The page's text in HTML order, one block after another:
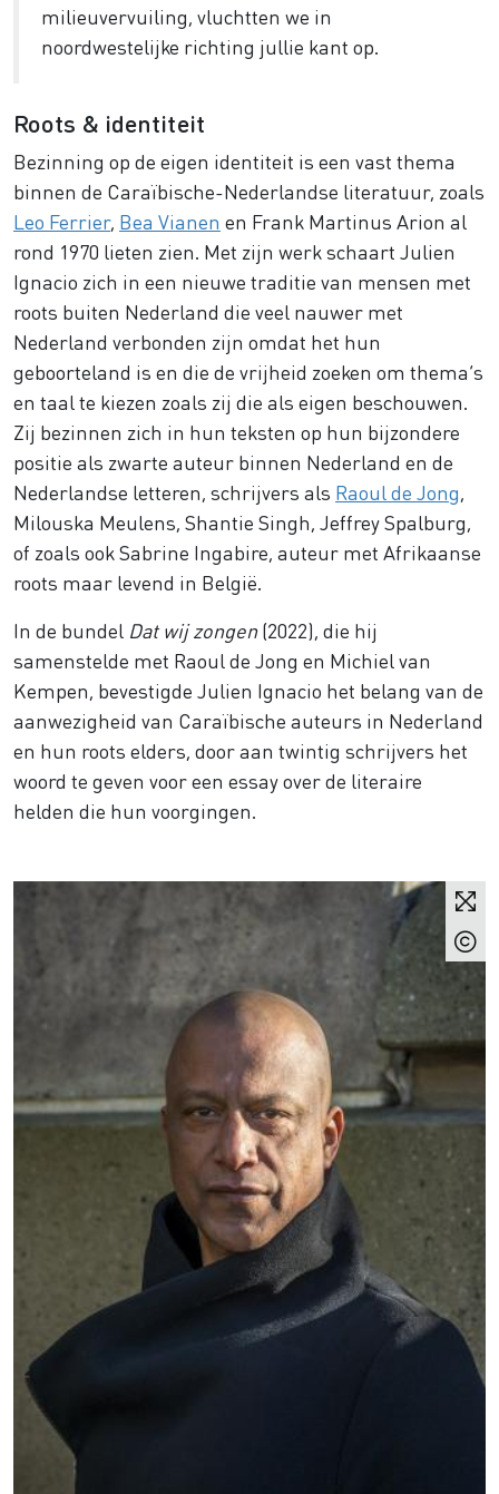
milieuvervuiling, vluchtten we in
noordwestelijke richting jullie kant op.
Roots & identiteit
Bezinning op de eigen identiteit is een vast thema
binnen de Caraïbische-Nederlandse literatuur, zoals
Leo Ferrier, Bea Vianen en Frank Martinus Arion al
rond 1970 lieten zien. Met zijn werk schaart Julien
Ignacio zich in een nieuwe traditie van mensen met
roots buiten Nederland die veel nauwer met
Nederland verbonden zijn omdat het hun
geboorteland is en die de vrijheid zoeken om thema’s
en taal te kiezen zoals zij die als eigen beschouwen.
Zij bezinnen zich in hun teksten op hun bijzondere
positie als zwarte auteur binnen Nederland en de
Nederlandse letteren, schrijvers als Raoul de Jong
Milouska Meulens, Shantie Singh, Jeffrey Spalburg,
of zoals ook Sabrine Ingabire, auteur met Afrikaanse
roots maar levend in België.
In de bundel Dat wij zongen(2022), die hij
samenstelde met Raoul de Jong en Michiel van
Kempen, bevestigde Julien Ignacio het belang van de
aanwezigheid van Caraïbische auteurs in Nederland
en hun roots elders, door aan twintig schrijvers het
woord te geven voor een essay over de literaire
helden die hun voorgingen.